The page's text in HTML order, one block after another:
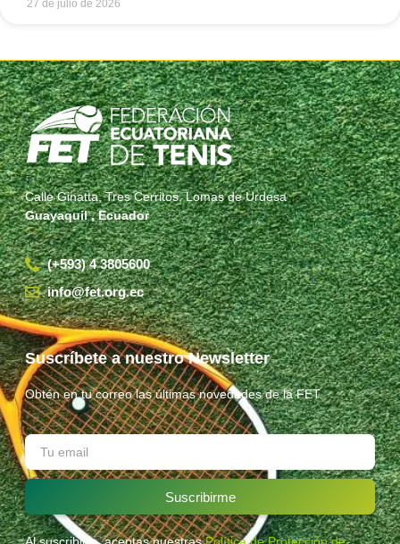
27 de julio de 2026
Calle Ginatta, Tres Cerritos, Lomas de Urdesa
Guayaquil , Ecuador
(+593) 4 3805600
info@fet.org.ec
Suscríbete a nuestro Newsletter
Obtén en tu correo las últimas novedades de la FET.
Suscribirme